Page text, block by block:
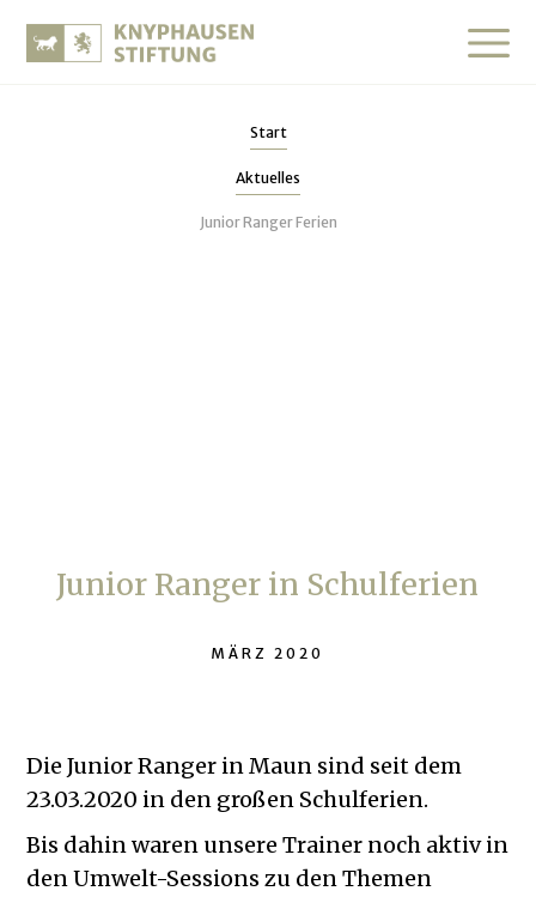
Start
Aktuelles
Junior Ranger Ferien
Junior Ranger in Schulferien
MÄRZ 2020
Die Junior Ranger in Maun sind seit dem
23.03.2020 in den großen Schulferien.
Bis dahin waren unsere Trainer noch aktiv in
den Umwelt-Sessions zu den Themen